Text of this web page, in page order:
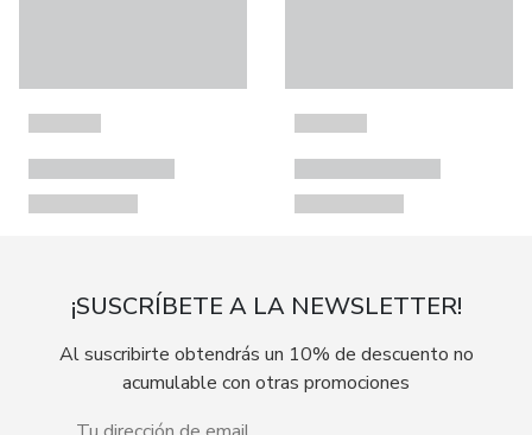
¡SUSCRÍBETE A LA NEWSLETTER!
Al suscribirte obtendrás un 10% de descuento no
acumulable con otras promociones